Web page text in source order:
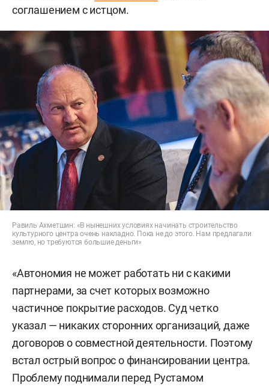
соглашением с истцом.
Равиль Ахметшин: «В нынешних условиях начинать строительство
культурного центра очень накладно. Пока не до этого. Нам предлагали
землю, но требуются большие деньги»
«Автономия не может работать ни с какими
партнерами, за счет которых возможно
частичное покрытие расходов. Суд четко
указал — никаких сторонних организаций, даже
договоров о совместной деятельности. Поэтому
встал острый вопрос о финансировании центра.
Проблему поднимали перед Рустамом